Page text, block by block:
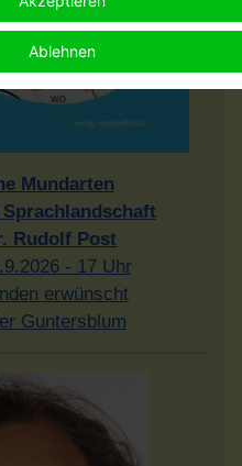
Mundarten
Rudolf Post
- 17 Uhr
erwünscht
Guntersblum
Ablehnen